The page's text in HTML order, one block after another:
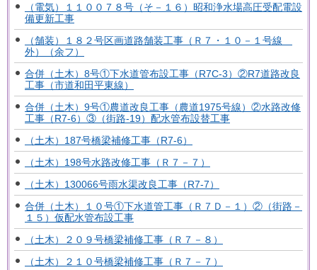
（電気）１１００７８号（そ－１６）昭和浄水場高圧受配電設
備更新工事
（舗装）１８２号区画道路舗装工事（Ｒ７・１０－１号線
外）（余フ）
合併（土木）8号①下水道管布設工事（R7C-3）②R7道路改良
工事（市道和田平東線）
合併（土木）9号①農道改良工事（農道1975号線）②水路改修
工事（R7-6）③（街路-19）配水管布設替工事
（土木）187号橋梁補修工事（R7-6）
（土木）198号水路改修工事（Ｒ７－７）
（土木）130066号雨水渠改良工事（R7-7）
合併（土木）１０号①下水道管工事（Ｒ７Ｄ－１）②（街路－
１５）仮配水管布設工事
（土木）２０９号橋梁補修工事（Ｒ７－８）
（土木）２１０号橋梁補修工事（Ｒ７－７）